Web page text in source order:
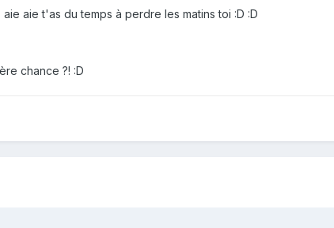
aie aie t'as du temps à perdre les matins toi :D :D
chance ?! :D